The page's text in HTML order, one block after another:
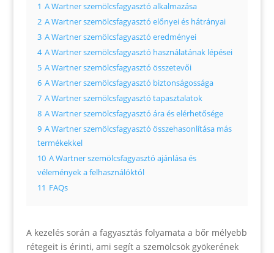
1 A Wartner szemölcsfagyasztó alkalmazása
2 A Wartner szemölcsfagyasztó előnyei és hátrányai
3 A Wartner szemölcsfagyasztó eredményei
4 A Wartner szemölcsfagyasztó használatának lépései
5 A Wartner szemölcsfagyasztó összetevői
6 A Wartner szemölcsfagyasztó biztonságossága
7 A Wartner szemölcsfagyasztó tapasztalatok
8 A Wartner szemölcsfagyasztó ára és elérhetősége
9 A Wartner szemölcsfagyasztó összehasonlítása más
termékekkel
10 A Wartner szemölcsfagyasztó ajánlása és
vélemények a felhasználóktól
11 FAQs
A kezelés során a fagyasztás folyamata a bőr mélyebb
rétegeit is érinti, ami segít a szemölcsök gyökerének